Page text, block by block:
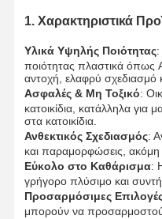
1. Χαρακτηριστικά
Υλικά Υψηλής Ποιότητας:
ποιότητας πλαστικά όπως
αντοχή, ελαφρύ σχεδιασμό
Ασφαλές & Μη Τοξικό:
κατοικίδια, κατάλληλα για
στα κατοικίδια.
Ανθεκτικός Σχεδιασμός:
και παραμορφώσεις,
Εύκολο στο Καθάρισμα:
γρήγορο πλύσιμο και
Προσαρμόσιμες
μπορούν να